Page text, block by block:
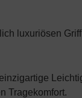
luxuriösen
einzigartige
Tragekomfort.